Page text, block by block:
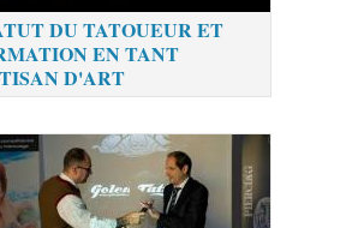
DU TATOUEUR ET
EN TANT
D'ART